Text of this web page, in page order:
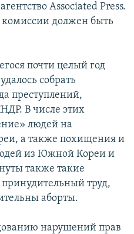
Associated Press.
комиссии должен быть
почти целый год
собрать
преступлений,
В числе этих
людей на
а также похищения и
из Южной Кореи и
также такие
труд,
аборты.
нарушений прав